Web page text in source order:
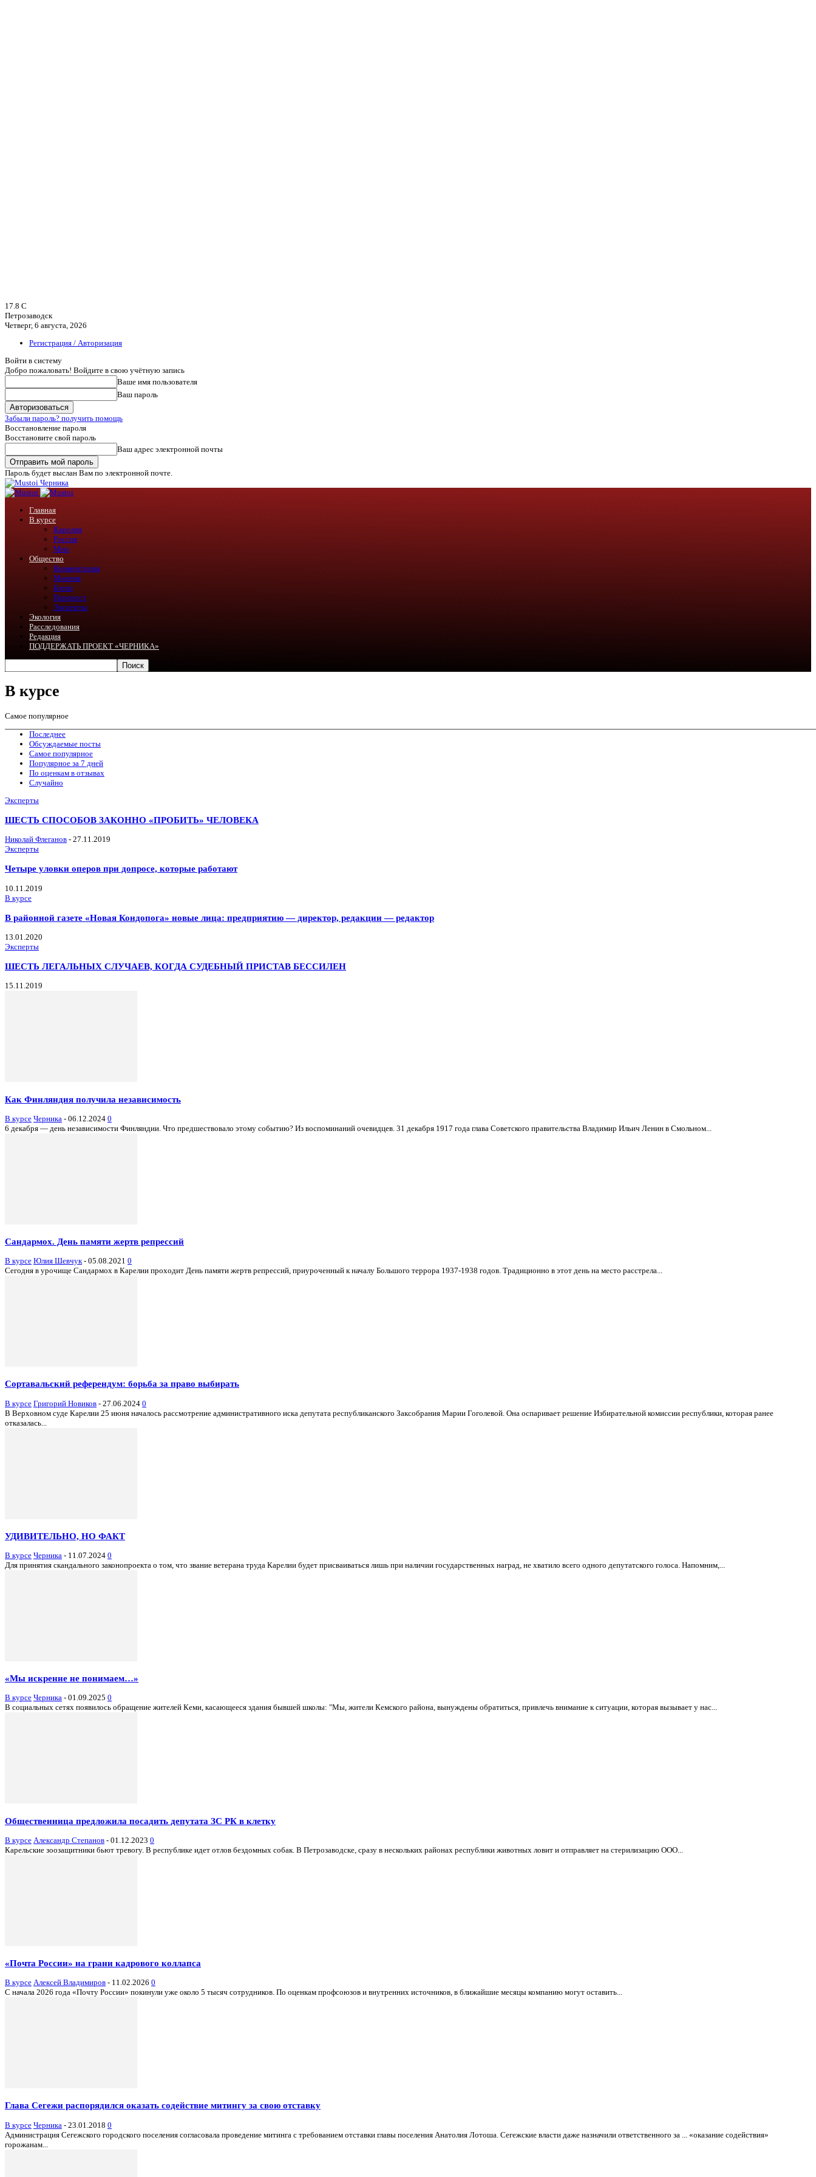
17.8 C
Петрозаводск
Четверг, 6 августа, 2026
Регистрация / Авторизация
Войти в систему
Добро пожаловать! Войдите в свою учётную запись
Ваше имя пользователя
Ваш пароль
Забыли пароль? получить помощь
Восстановление пароля
Восстановите свой пароль
Ваш адрес электронной почты
Пароль будет выслан Вам по электронной почте.
Черника
Главная
В курсе
Карелия
Россия
Мир
Общество
Комментарии
Мнения
Блоги
Перепост
Эксперты
Экология
Расследования
Редакция
ПОДДЕРЖАТЬ ПРОЕКТ «ЧЕРНИКА»
В курсе
Самое популярное
Последнее
Обсуждаемые посты
Самое популярное
Популярное за 7 дней
По оценкам в отзывах
Случайно
Эксперты
ШЕСТЬ СПОСОБОВ ЗАКОННО «ПРОБИТЬ» ЧЕЛОВЕКА
Николай Флеганов - 27.11.2019
Эксперты
Четыре уловки оперов при допросе, которые работают
10.11.2019
В курсе
В районной газете «Новая Кондопога» новые лица: предприятию — директор, редакции — редактор
13.01.2020
Эксперты
ШЕСТЬ ЛЕГАЛЬНЫХ СЛУЧАЕВ, КОГДА СУДЕБНЫЙ ПРИСТАВ БЕССИЛЕН
15.11.2019
Как Финляндия получила независимость
В курсе Черника - 06.12.2024 0
6 декабря — день независимости Финляндии. Что предшествовало этому событию? Из воспоминаний очевидцев. 31 декабря 1917 года глава Советского правительства Владимир Ильич Ленин в Смольном...
Сандармох. День памяти жертв репрессий
В курсе Юлия Шевчук - 05.08.2021 0
Сегодня в урочище Сандармох в Карелии проходит День памяти жертв репрессий, приуроченный к началу Большого террора 1937-1938 годов. Традиционно в этот день на место расстрела...
Сортавальский референдум: борьба за право выбирать
В курсе Григорий Новиков - 27.06.2024 0
В Верховном суде Карелии 25 июня началось рассмотрение административного иска депутата республиканского Заксобрания Марии Гоголевой. Она оспаривает решение Избирательной комиссии республики, которая ранее
отказалась...
УДИВИТЕЛЬНО, НО ФАКТ
В курсе Черника - 11.07.2024 0
Для принятия скандального законопроекта о том, что звание ветерана труда Карелии будет присваиваться лишь при наличии государственных наград, не хватило всего одного депутатского голоса. Напомним,...
«Мы искренне не понимаем…»
В курсе Черника - 01.09.2025 0
В социальных сетях появилось обращение жителей Кеми, касающееся здания бывшей школы: "Мы, жители Кемского района, вынуждены обратиться, привлечь внимание к ситуации, которая вызывает у нас...
Общественница предложила посадить депутата ЗС РК в клетку
В курсе Александр Степанов - 01.12.2023 0
Карельские зоозащитники бьют тревогу. В республике идет отлов бездомных собак. В Петрозаводске, сразу в нескольких районах республики животных ловит и отправляет на стерилизацию ООО...
«Почта России» на грани кадрового коллапса
В курсе Алексей Владимиров - 11.02.2026 0
С начала 2026 года «Почту России» покинули уже около 5 тысяч сотрудников. По оценкам профсоюзов и внутренних источников, в ближайшие месяцы компанию могут оставить...
Глава Сегежи распорядился оказать содействие митингу за свою отставку
В курсе Черника - 23.01.2018 0
Администрация Сегежского городского поселения согласовала проведение митинга с требованием отставки главы поселения Анатолия Лотоша. Сегежские власти даже назначили ответственного за ... «оказание содействия»
горожанам...